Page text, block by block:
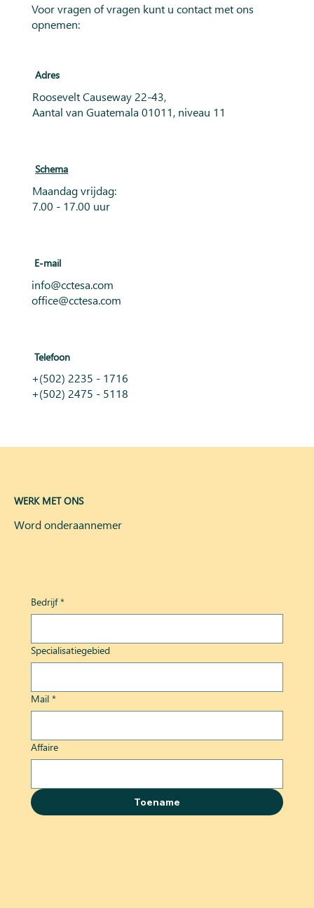
Voor vragen of vragen kunt u contact met ons
opnemen:
Adres
Roosevelt Causeway 22-43,
Aantal van Guatemala 01011, niveau 11
Schema
Maandag vrijdag:
7.00 - 17.00 uur
E-mail
info@cctesa.com
office@cctesa.com
Telefoon
+(502) 2235 - 1716
+(502) 2475 - 5118
WERK MET ONS
Word onderaannemer
Bedrijf *
Specialisatiegebied
Mail *
Affaire
Toename